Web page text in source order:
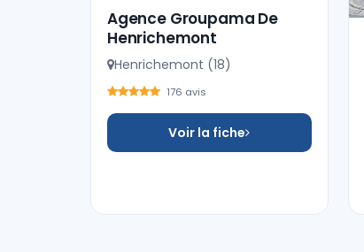
Agence Groupama De
Henrichemont
Henrichemont (18)
176 avis
Voir la fiche